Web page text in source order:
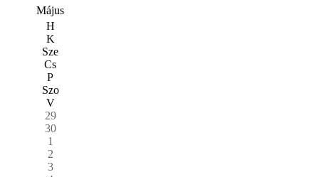
Május
H
K
Sze
Cs
P
Szo
V
29
30
1
2
3